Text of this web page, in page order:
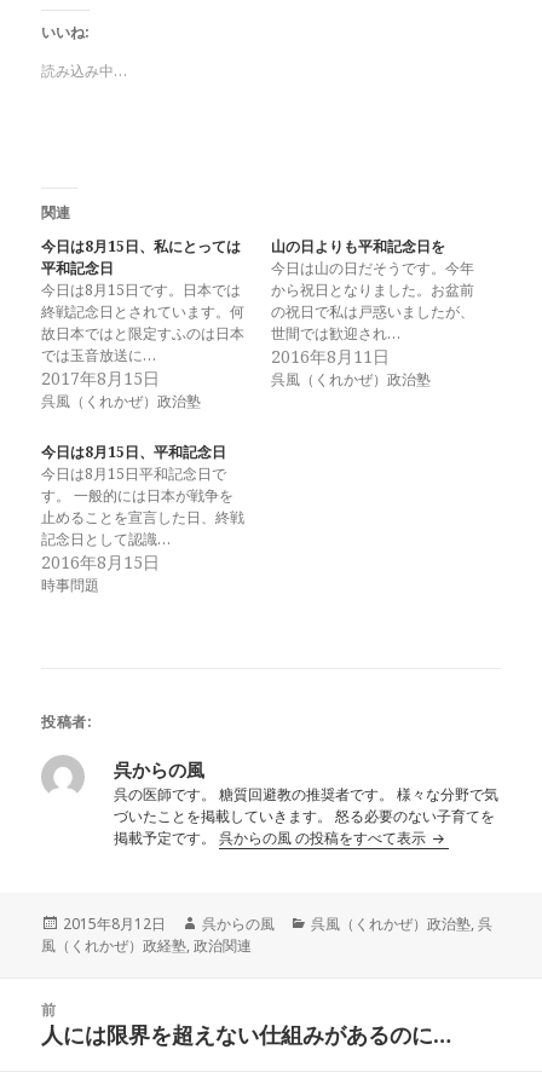
いいね:
読み込み中…
関連
今日は8月15日、私にとっては
平和記念日
今日は8月15日です。日本では
終戦記念日とされています。何
故日本ではと限定すふのは日本
では玉音放送に…
2017年8月15日
呉風（くれかぜ）政治塾
山の日よりも平和記念日を
今日は山の日だそうです。今年
から祝日となりました。お盆前
の祝日で私は戸惑いましたが、
世間では歓迎され…
2016年8月11日
呉風（くれかぜ）政治塾
今日は8月15日、平和記念日
今日は8月15日平和記念日で
す。 一般的には日本が戦争を
止めることを宣言した日、終戦
記念日として認識…
2016年8月15日
時事問題
投稿者:
呉からの風
呉の医師です。 糖質回避教の推奨者です。 様々な分野で気
づいたことを掲載していきます。 怒る必要のない子育てを
掲載予定です。呉からの風 の投稿をすべて表示
投
稿
2015年8月12日
作
成
呉からの風
カ
呉風（くれかぜ）政治塾,呉
風（くれかぜ）政経塾,政治関連
前
前
人には限界を超えない仕組みがあるのに…